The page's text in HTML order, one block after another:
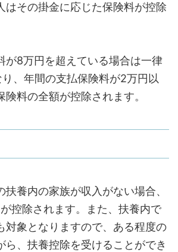
はその掛金に応じた保険料が控除
が8万円を超えている場合は一律
、年間の支払保険料が2万円以
料の全額が控除されます。
養内の家族が収入がない場合、
控除されます。また、扶養内で
対象となりますので、ある程度の
ら、扶養控除を受けることができ